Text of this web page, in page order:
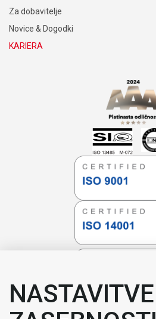
Za dobavitelje
Novice & Dogodki
KARIERA
NASTAVITVE